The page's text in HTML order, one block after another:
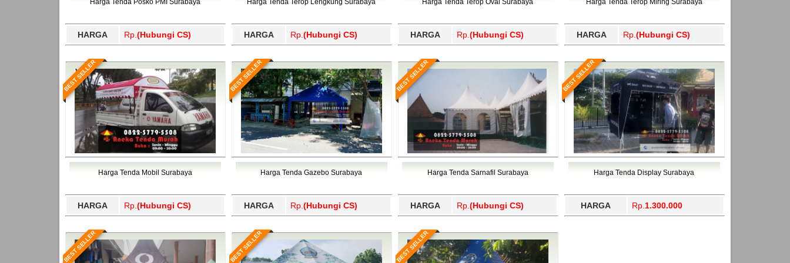
HARGA Rp. (Hubungi CS) HARGA Rp. (Hubungi CS) HARGA Rp. (Hubungi CS) HARGA Rp. (Hubungi CS)
BEST SELLER
Harga Tenda Mobil Surabaya
HARGA Rp. (Hubungi CS)
BEST SELLER
Harga Tenda Gazebo Surabaya
HARGA Rp. (Hubungi CS)
BEST SELLER
Harga Tenda Sarnafil Surabaya
HARGA Rp. (Hubungi CS)
BEST SELLER
Harga Tenda Display Surabaya
HARGA Rp. 1.300.000
BEST SELLER BEST SELLER BEST SELLER